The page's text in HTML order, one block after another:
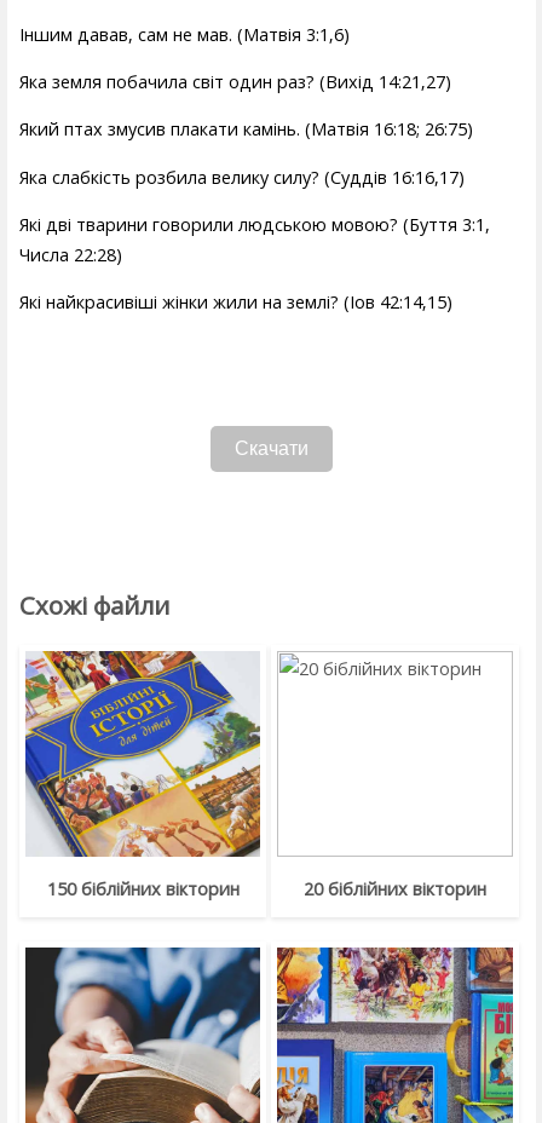
Іншим давав, сам не мав. (Матвія 3:1‚6)
Яка земля побачила світ один раз? (Вихід 14:21‚27)
Який птах змусив плакати камінь. (Матвія 16:18; 26:75)
Яка слабкість розбила велику силу? (Суддів 16:16,17)
Які дві тварини говорили людською мовою? (Буття 3:1,
Числа 22:28)
Які найкрасивіші жінки жили на землі? (Іов 42:14‚15)
Скачати
Схожі файли
150 біблійних вікторин 20 біблійних вікторин